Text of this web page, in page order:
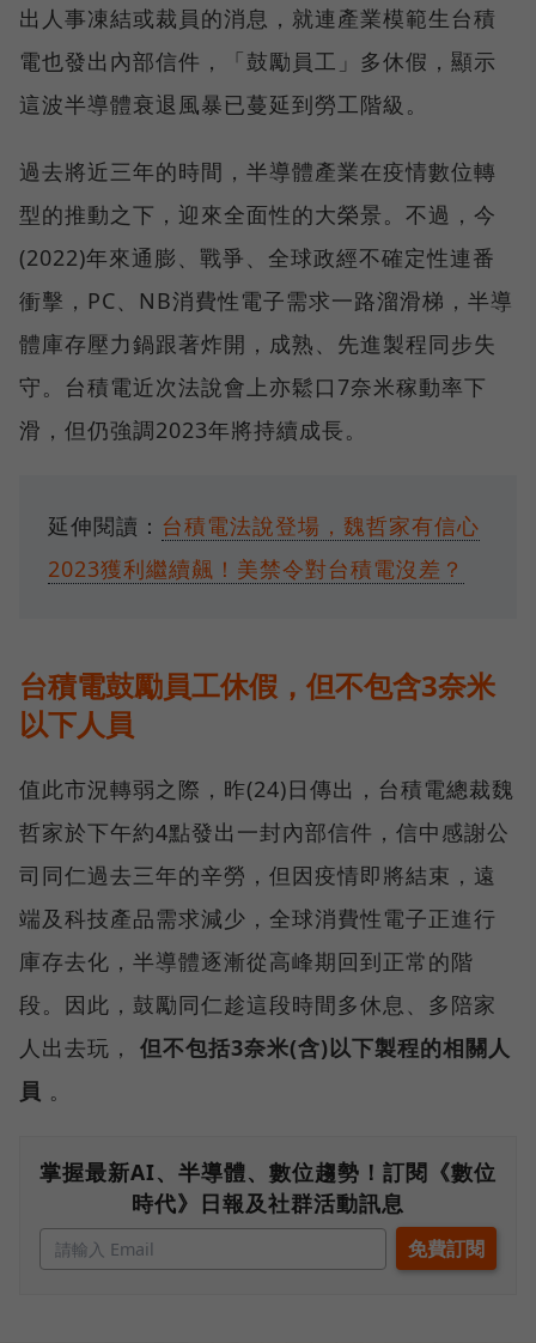
出人事凍結或裁員的消息，就連產業模範生台積
電也發出內部信件，「鼓勵員工」多休假，顯示
這波半導體衰退風暴已蔓延到勞工階級。
過去將近三年的時間，半導體產業在疫情數位轉
型的推動之下，迎來全面性的大榮景。不過，今
(2022)年來通膨、戰爭、全球政經不確定性連番
衝擊，PC、NB消費性電子需求一路溜滑梯，半導
體庫存壓力鍋跟著炸開，成熟、先進製程同步失
守。台積電近次法說會上亦鬆口7奈米稼動率下
滑，但仍強調2023年將持續成長。
延伸閱讀： 台積電法說登場，魏哲家有信心
2023獲利繼續飆！美禁令對台積電沒差？
台積電鼓勵員工休假，但不包含3奈米
以下人員
值此市況轉弱之際，昨(24)日傳出，台積電總裁魏
哲家於下午約4點發出一封內部信件，信中感謝公
司同仁過去三年的辛勞，但因疫情即將結束，遠
端及科技產品需求減少，全球消費性電子正進行
庫存去化，半導體逐漸從高峰期回到正常的階
段。因此，鼓勵同仁趁這段時間多休息、多陪家
人出去玩， 但不包括3奈米(含)以下製程的相關人
員 。
掌握最新AI、半導體、數位趨勢！訂閱《數位
時代》日報及社群活動訊息